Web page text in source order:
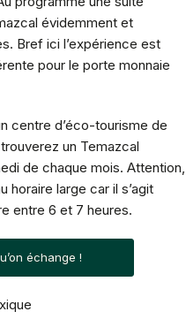
évidemment et
Bref ici l’expérience est
pour le porte monnaie
centre d’éco-tourisme de
un Temazcal
de chaque mois. Attention,
horaire large car il s’agit
entre 6 et 7 heures.
échange !